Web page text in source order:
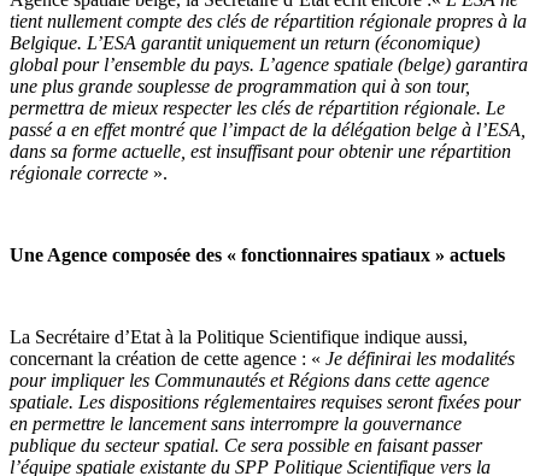
tient nullement compte des clés de répartition régionale propres à la
Belgique. L’ESA garantit uniquement un return (économique)
global pour l’ensemble du pays. L’agence spatiale (belge) garantira
une plus grande souplesse de programmation qui à son tour,
permettra de mieux respecter les clés de répartition régionale. Le
passé a en effet montré que l’impact de la délégation belge à l’ESA,
dans sa forme actuelle, est insuffisant pour obtenir une répartition
régionale correcte ».
Une Agence composée des « fonctionnaires spatiaux » actuels
La Secrétaire d’Etat à la Politique Scientifique indique aussi,
concernant la création de cette agence : « Je définirai les modalités
pour impliquer les Communautés et Régions dans cette agence
spatiale. Les dispositions réglementaires requises seront fixées pour
en permettre le lancement sans interrompre la gouvernance
publique du secteur spatial. Ce sera possible en faisant passer
l’équipe spatiale existante du SPP Politique Scientifique vers la